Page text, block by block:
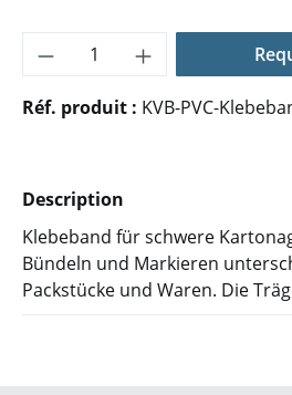
Quantité de produit :
Réf. produit : KVB-PVC-
Description
Klebeband für schwere
Bündeln und Markieren
Packstücke und Waren. Die